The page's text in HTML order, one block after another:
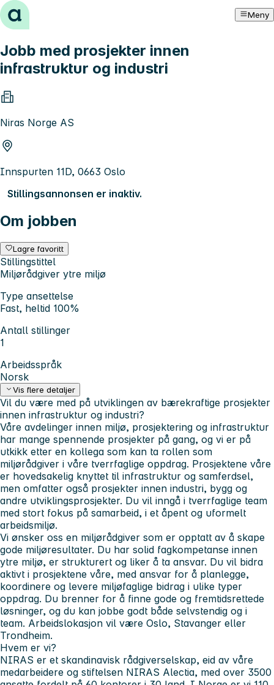
Hopp til innhold Meny
Jobb med prosjekter innen
infrastruktur og industri
Niras Norge AS
Innspurten 11D, 0663 Oslo
Stillingsannonsen er inaktiv.
Om jobben
Lagre favoritt
Stillingstittel
Miljørådgiver ytre miljø
Type ansettelse
Fast, heltid 100%
Antall stillinger
1
Arbeidsspråk
Norsk
Vis flere detaljer
Vil du være med på utviklingen av bærekraftige prosjekter
innen infrastruktur og industri?
Våre avdelinger innen miljø, prosjektering og infrastruktur
har mange spennende prosjekter på gang, og vi er på
utkikk etter en kollega som kan ta rollen som
miljørådgiver i våre tverrfaglige oppdrag. Prosjektene våre
er hovedsakelig knyttet til infrastruktur og samferdsel,
men omfatter også prosjekter innen industri, bygg og
andre utviklingsprosjekter. Du vil inngå i tverrfaglige team
med stort fokus på samarbeid, i et åpent og uformelt
arbeidsmiljø.
Vi ønsker oss en miljørådgiver som er opptatt av å skape
gode miljøresultater. Du har solid fagkompetanse innen
ytre miljø, er strukturert og liker å ta ansvar. Du vil bidra
aktivt i prosjektene våre, med ansvar for å planlegge,
koordinere og levere miljøfaglige bidrag i ulike typer
oppdrag. Du brenner for å finne gode og fremtidsrettede
løsninger, og du kan jobbe godt både selvstendig og i
team. Arbeidslokasjon vil være Oslo, Stavanger eller
Trondheim.
Hvem er vi?
NIRAS er et skandinavisk rådgiverselskap, eid av våre
medarbeidere og stiftelsen NIRAS Alectia, med over 3500